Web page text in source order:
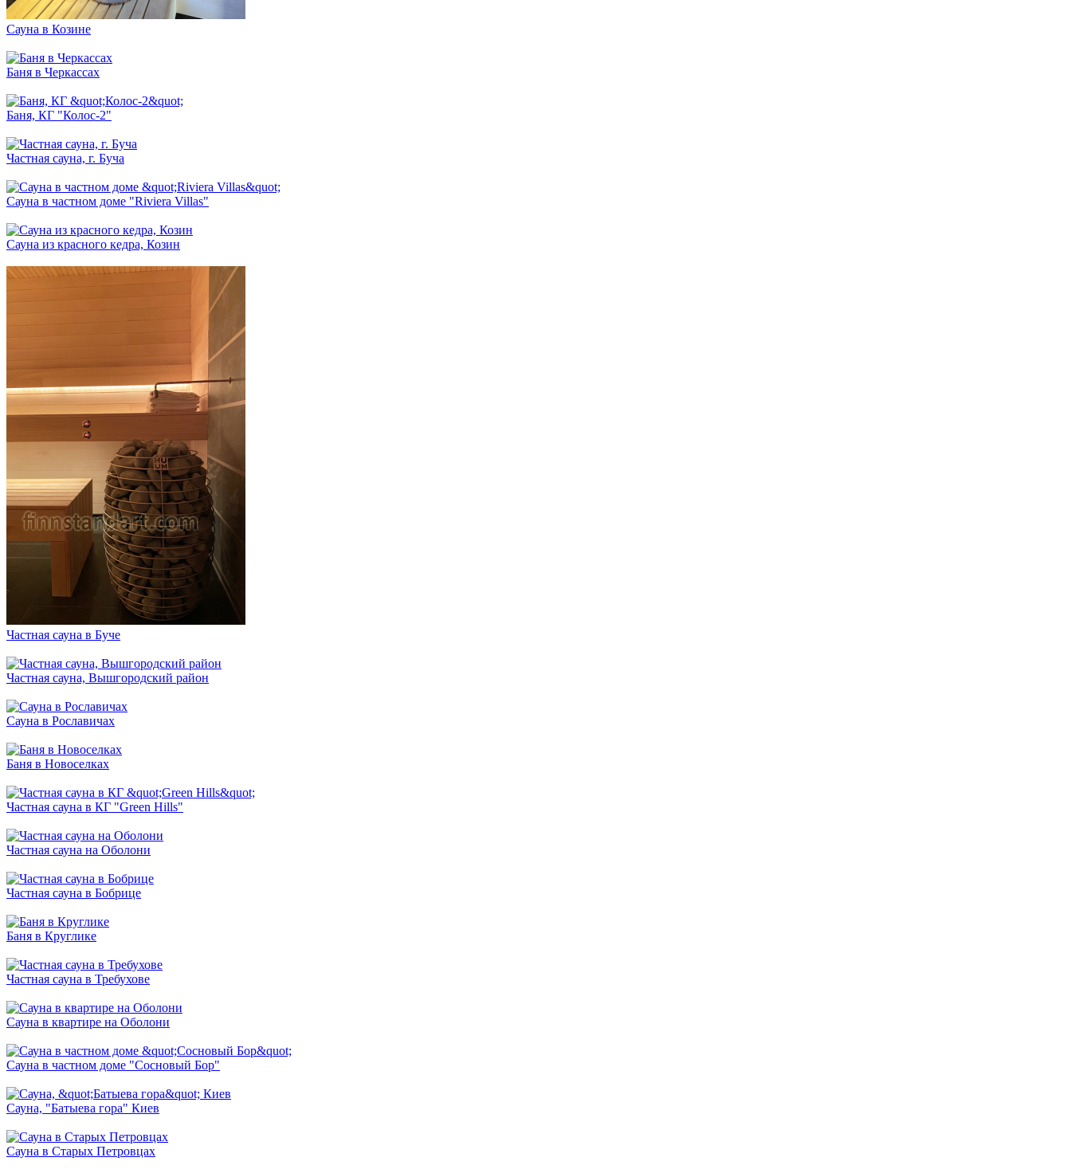
Сауна в Козине
Баня в Черкассах
Баня, КГ "Колос-2"
Частная сауна, г. Буча
Сауна в частном доме "Riviera Villas"
Сауна из красного кедра, Козин
Частная сауна в Буче
Частная сауна, Вышгородский район
Сауна в Рославичах
Баня в Новоселках
Частная сауна в КГ "Green Hills"
Частная сауна на Оболони
Частная сауна в Бобрице
Баня в Круглике
Частная сауна в Требухове
Сауна в квартире на Оболони
Сауна в частном доме "Сосновый Бор"
Сауна, "Батыева гора" Киев
Сауна в Старых Петровцах